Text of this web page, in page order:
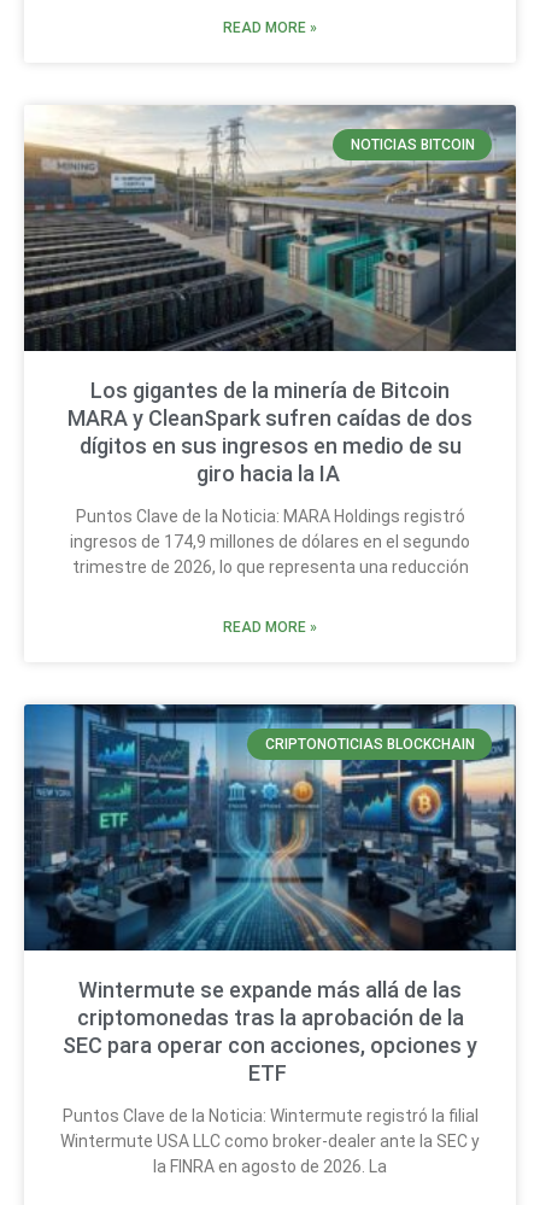
READ MORE »
NOTICIAS BITCOIN
Los gigantes de la minería de Bitcoin
MARA y CleanSpark sufren caídas de dos
dígitos en sus ingresos en medio de su
giro hacia la IA
Puntos Clave de la Noticia: MARA Holdings registró
ingresos de 174,9 millones de dólares en el segundo
trimestre de 2026, lo que representa una reducción
READ MORE »
CRIPTONOTICIAS BLOCKCHAIN
Wintermute se expande más allá de las
criptomonedas tras la aprobación de la
SEC para operar con acciones, opciones y
ETF
Puntos Clave de la Noticia: Wintermute registró la filial
Wintermute USA LLC como broker-dealer ante la SEC y
la FINRA en agosto de 2026. La